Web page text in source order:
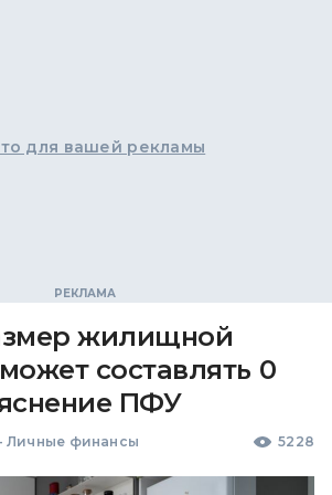
для вашей рекламы
жилищной
составлять 0
ПФУ
Личные финансы 5228